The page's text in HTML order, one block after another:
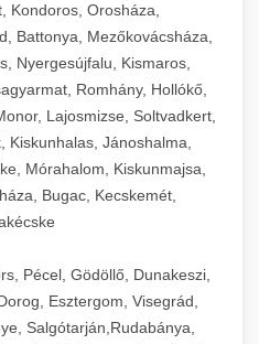
Kondoros, Orosháza,
Battonya, Mezőkovácsháza,
Nyergesújfalu, Kismaros,
Romhány, Hollókő,
Lajosmizse, Soltvadkert,
Kiskunhalas, Jánoshalma,
Mórahalom, Kiskunmajsa,
Bugac, Kecskemét,
Pécel, Gödöllő, Dunakeszi,
Esztergom, Visegrád,
Salgótarján,Rudabánya,